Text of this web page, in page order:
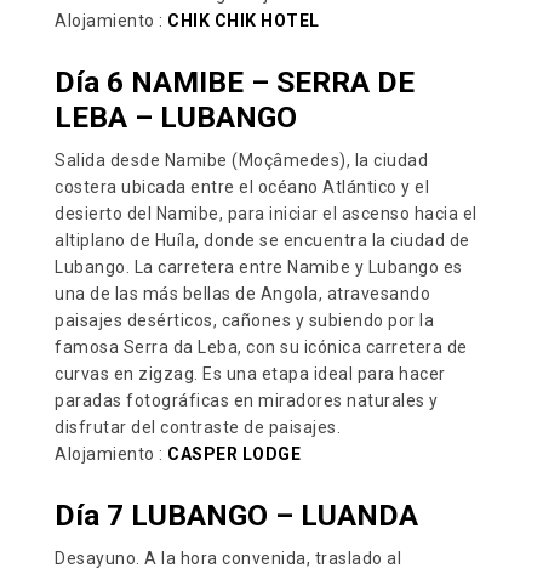
Alojamiento : CHIK CHIK HOTEL
Día 6 NAMIBE – SERRA DE
LEBA – LUBANGO
Salida desde Namibe (Moçâmedes), la ciudad
costera ubicada entre el océano Atlántico y el
desierto del Namibe, para iniciar el ascenso hacia el
altiplano de Huíla, donde se encuentra la ciudad de
Lubango. La carretera entre Namibe y Lubango es
una de las más bellas de Angola, atravesando
paisajes desérticos, cañones y subiendo por la
famosa Serra da Leba, con su icónica carretera de
curvas en zigzag. Es una etapa ideal para hacer
paradas fotográficas en miradores naturales y
disfrutar del contraste de paisajes.
Alojamiento : CASPER LODGE
Día 7 LUBANGO – LUANDA
Desayuno. A la hora convenida, traslado al